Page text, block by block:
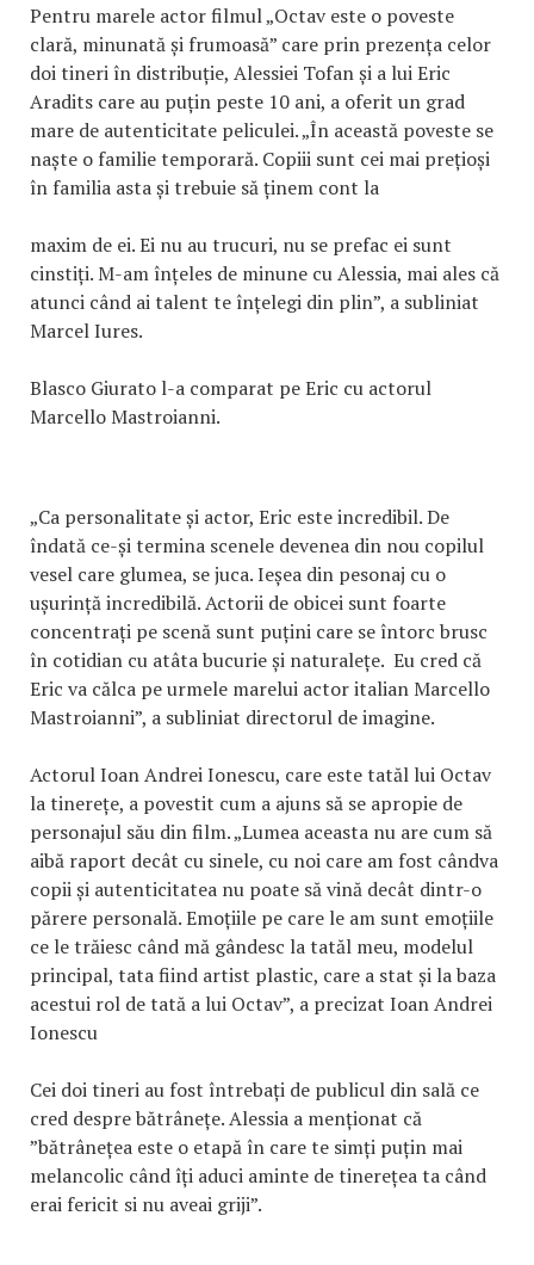
Pentru marele actor filmul „Octav este o poveste
clară, minunată și frumoasă” care prin prezența celor
doi tineri în distribuție, Alessiei Tofan și a lui Eric
Aradits care au puțin peste 10 ani, a oferit un grad
mare de autenticitate peliculei. „În această poveste se
naște o familie temporară. Copiii sunt cei mai prețioși
în familia asta și trebuie să ținem cont la
maxim de ei. Ei nu au trucuri, nu se prefac ei sunt
cinstiți. M-am înțeles de minune cu Alessia, mai ales că
atunci când ai talent te înțelegi din plin”, a subliniat
Marcel Iures.
Blasco Giurato l-a comparat pe Eric cu actorul
Marcello Mastroianni.
„Ca personalitate și actor, Eric este incredibil. De
îndată ce-și termina scenele devenea din nou copilul
vesel care glumea, se juca. Ieșea din pesonaj cu o
ușurință incredibilă. Actorii de obicei sunt foarte
concentrați pe scenă sunt puțini care se întorc brusc
în cotidian cu atâta bucurie și naturalețe. Eu cred că
Eric va călca pe urmele marelui actor italian Marcello
Mastroianni”, a subliniat directorul de imagine.
Actorul Ioan Andrei Ionescu, care este tatăl lui Octav
la tinerețe, a povestit cum a ajuns să se apropie de
personajul său din film. „Lumea aceasta nu are cum să
aibă raport decât cu sinele, cu noi care am fost cândva
copii și autenticitatea nu poate să vină decât dintr-o
părere personală. Emoțiile pe care le am sunt emoțiile
ce le trăiesc când mă gândesc la tatăl meu, modelul
principal, tata fiind artist plastic, care a stat și la baza
acestui rol de tată a lui Octav”, a precizat Ioan Andrei
Ionescu
Cei doi tineri au fost întrebați de publicul din sală ce
cred despre bătrânețe. Alessia a menționat că
”bătrânețea este o etapă în care te simți puțin mai
melancolic când îți aduci aminte de tinerețea ta când
erai fericit si nu aveai griji”.